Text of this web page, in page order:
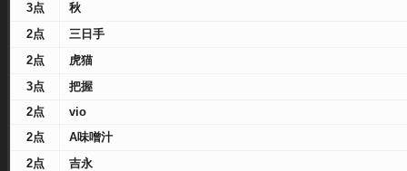
3点
秋
2点
三日手
2点
虎猫
3点
把握
2点
vio
2点
A味噌汁
2点
吉永